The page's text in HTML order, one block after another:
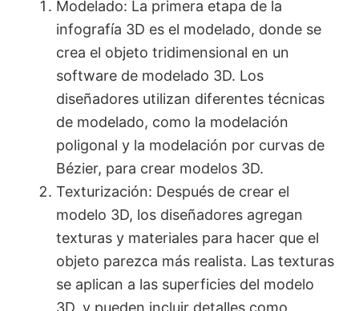
Modelado: La primera etapa de la
infografía 3D es el modelado, donde se
crea el objeto tridimensional en un
software de modelado 3D. Los
diseñadores utilizan diferentes técnicas
de modelado, como la modelación
poligonal y la modelación por curvas de
Bézier, para crear modelos 3D.
Texturización: Después de crear el
modelo 3D, los diseñadores agregan
texturas y materiales para hacer que el
objeto parezca más realista. Las texturas
se aplican a las superficies del modelo
3D, y pueden incluir detalles como